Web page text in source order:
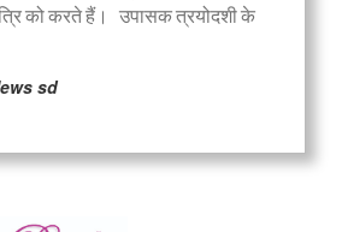
को करते हैं। उपासक त्रयोदशी के
sd